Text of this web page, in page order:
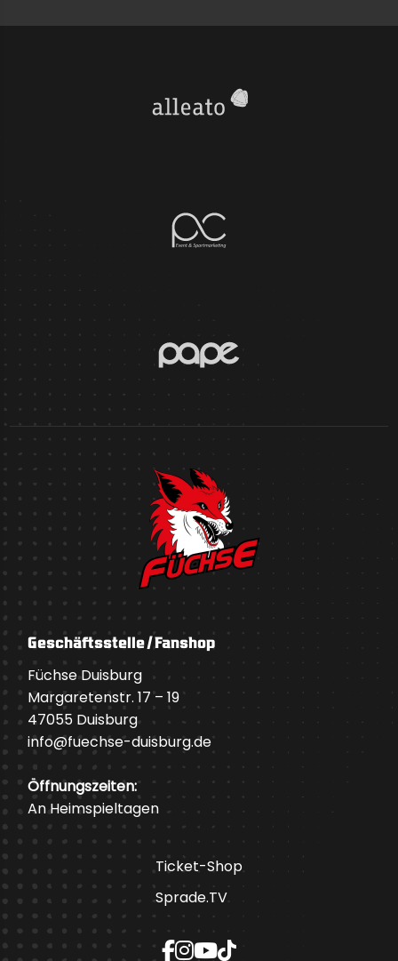
Geschäftsstelle / Fanshop
Füchse Duisburg
Margaretenstr. 17 – 19
47055 Duisburg
info@fuechse-duisburg.de
Öffnungszeiten:
An Heimspieltagen
Ticket-Shop
Sprade.TV